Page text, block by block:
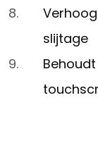
slijtage